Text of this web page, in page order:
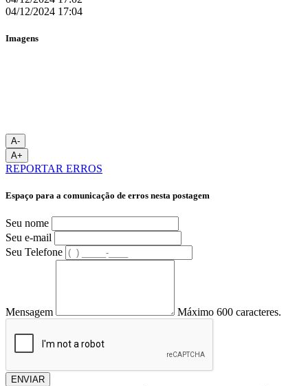
04/12/2024 17:04
Imagens
A-
A+
REPORTAR ERROS
Espaço para a comunicação de erros nesta postagem
Seu nome
Seu e-mail
Seu Telefone
Mensagem Máximo 600 caracteres.
ENVIAR